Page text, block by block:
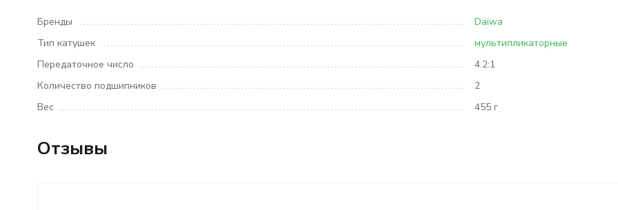
Бренды
Daiwa
Тип катушек
мультипликаторные
Передаточное число
4.2:1
Количество подшипников
2
Вес
455 г
Отзывы